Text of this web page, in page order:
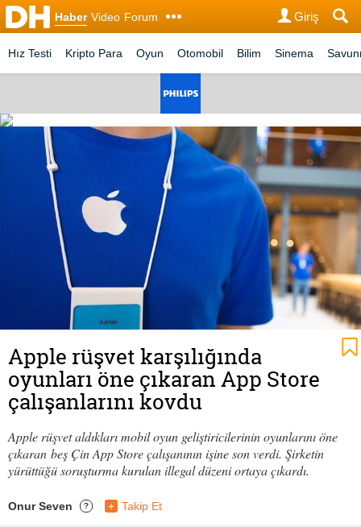
Haber Video Forum Giriş
Hız Testi Kripto Para Oyun Otomobil Bilim Sinema
Apple rüşvet karşılığında
oyunları öne çıkaran App Store
çalışanlarını kovdu
Apple rüşvet aldıkları mobil oyun geliştiricilerinin oyunlarını öne
çıkaran beş Çin App Store çalışanının işine son verdi. Şirketin
yürüttüğü soruşturma kurulan illegal düzeni ortaya çıkardı.
Onur Seven ? + Takip Et